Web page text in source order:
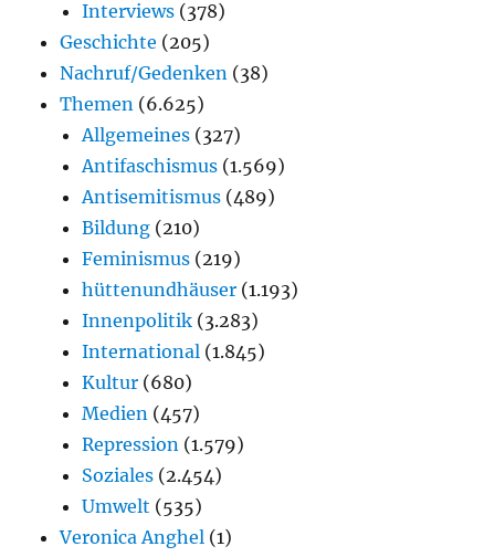
Interviews (378)
Geschichte (205)
Nachruf/Gedenken (38)
Themen (6.625)
Allgemeines (327)
Antifaschismus (1.569)
Antisemitismus (489)
Bildung (210)
Feminismus (219)
hüttenundhäuser (1.193)
Innenpolitik (3.283)
International (1.845)
Kultur (680)
Medien (457)
Repression (1.579)
Soziales (2.454)
Umwelt (535)
Veronica Anghel (1)